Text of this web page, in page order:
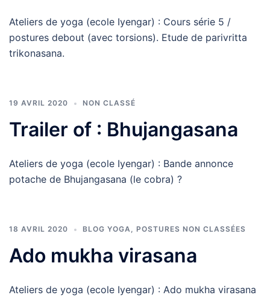
Ateliers de yoga (ecole Iyengar) : Cours série 5 /
postures debout (avec torsions). Etude de parivritta
trikonasana.
19 AVRIL 2020 NON CLASSÉ
Trailer of : Bhujangasana
Ateliers de yoga (ecole Iyengar) : Bande annonce
potache de Bhujangasana (le cobra) ?
18 AVRIL 2020 BLOG YOGA, POSTURES NON CLASSÉES
Ado mukha virasana
Ateliers de yoga (ecole Iyengar) : Ado mukha virasana